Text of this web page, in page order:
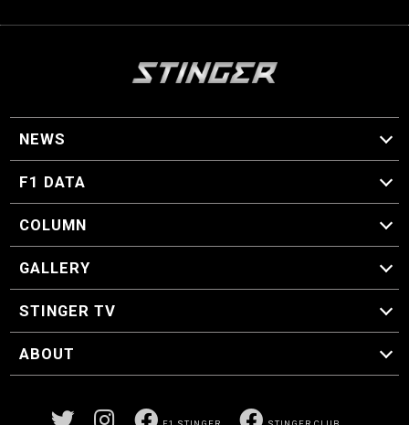
NEWS
F1 ニュース
F1 DATA
F1 日程
F1 データ
COLUMN
マイ・ワンダフル・サーキット
スクーデリア・一方通行
F1に燃え、ゴルフに泣く日々。
スティングくんの部屋
GALLERY
GALLERY
STINGER TV
STINGER TV
ABOUT